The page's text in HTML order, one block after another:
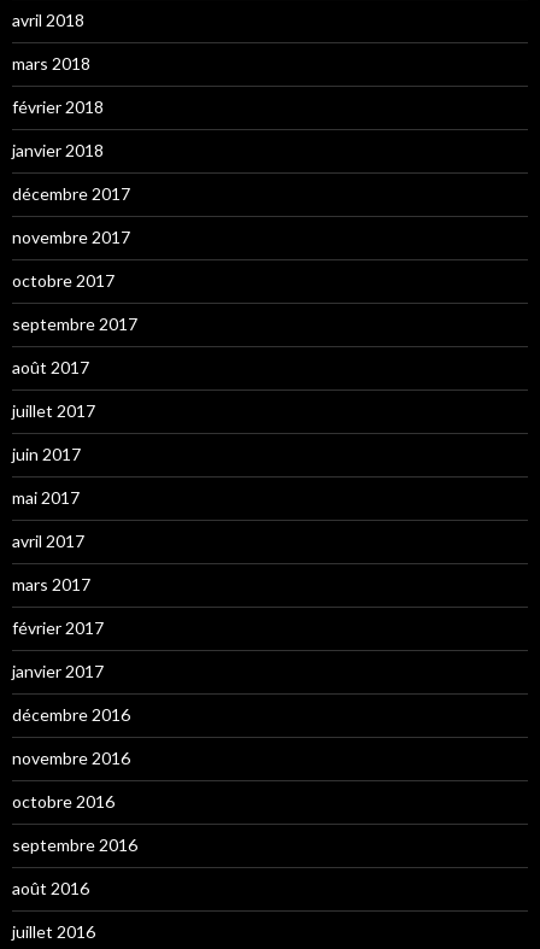
avril 2018
mars 2018
février 2018
janvier 2018
décembre 2017
novembre 2017
octobre 2017
septembre 2017
août 2017
juillet 2017
juin 2017
mai 2017
avril 2017
mars 2017
février 2017
janvier 2017
décembre 2016
novembre 2016
octobre 2016
septembre 2016
août 2016
juillet 2016